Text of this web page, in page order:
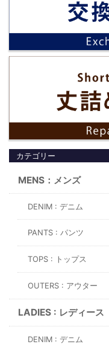
カテゴリー
MENS：メンズ
DENIM : デニム
PANTS : パンツ
TOPS : トップス
OUTERS : アウター
LADIES : レディース
DENIM : デニム